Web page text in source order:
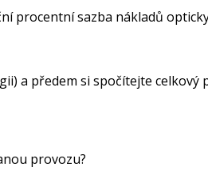
procentní sazba nákladů
a předem si spočítejte celkový
provozu?